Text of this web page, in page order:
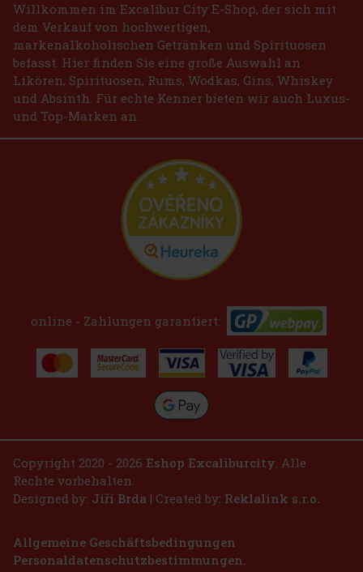
Willkommen im Excalibur City E-Shop, der sich mit
dem Verkauf von hochwertigen,
markenalkoholischen Getränken und Spirituosen
befasst. Hier finden Sie eine große Auswahl an
Likören, Spirituosen, Rums, Wodkas, Gins, Whiskey
und Absinth. Für echte Kenner bieten wir auch Luxus-
und Top-Marken an.
online - Zahlungen garantiert:
Copyright 2020 - 2026 Eshop Excaliburcity. Alle
Rechte vorbehalten.
Designed by: Jiří Brda | Created by: Reklalink s.r.o.
Allgemeine Geschäftsbedingungen
Personaldatenschutzbestimmungen.